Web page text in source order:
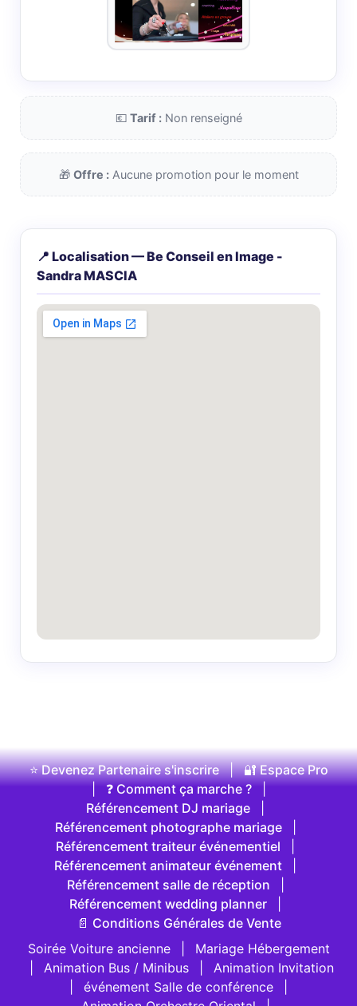
💶 Tarif :Non renseigné
🎁 Offre :Aucune promotion pour le moment
📍 Localisation — Be Conseil en Image -
Sandra MASCIA
⭐ Devenez Partenaire s'inscrire |
🔐 Espace Pro
❓ Comment ça marche ?
Référencement DJ mariage
Référencement photographe mariage
Référencement traiteur événementiel
Référencement animateur événement
Référencement salle de réception
Référencement wedding planner
📄 Conditions Générales de Vente
Soirée Voiture ancienne
Mariage Hébergement
Animation Bus / Minibus
Animation Invitation
événement Salle de conférence